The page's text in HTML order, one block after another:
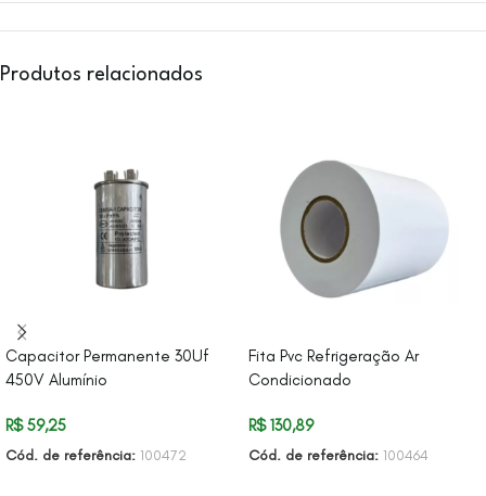
Produtos relacionados
Capacitor Permanente 30Uf
450V Alumínio
R$59,25
Cód. de referência: 100472
Fita Pvc Refrigeração Ar
Condicionado
R$130,89
Cód. de referência: 100464